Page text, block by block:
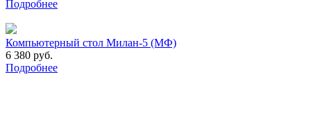
Подробнее
Компьютерный стол Милан-5 (МФ)
6 380 руб.
Подробнее